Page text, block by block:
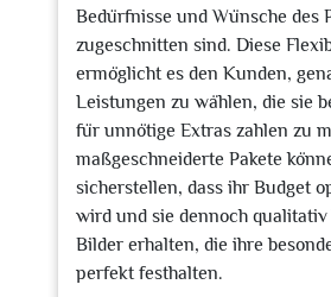
Bedürfnisse und Wünsche des
zugeschnitten sind. Diese
ermöglicht es den Kunden,
Leistungen zu wählen, die sie
für unnötige Extras zahlen zu
maßgeschneiderte Pakete
sicherstellen, dass ihr Budget
wird und sie dennoch
Bilder erhalten, die ihre
perfekt festhalten.